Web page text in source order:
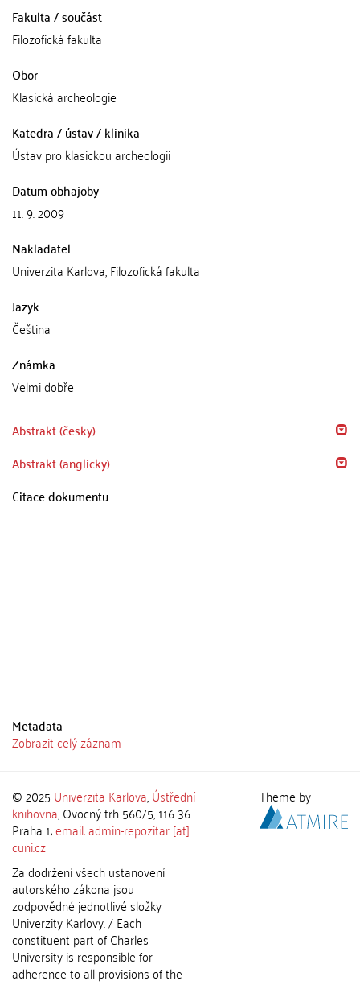
Fakulta / součást
Filozofická fakulta
Obor
Klasická archeologie
Katedra / ústav / klinika
Ústav pro klasickou archeologii
Datum obhajoby
11. 9. 2009
Nakladatel
Univerzita Karlova, Filozofická fakulta
Jazyk
Čeština
Známka
Velmi dobře
Abstrakt (česky)
Abstrakt (anglicky)
Citace dokumentu
Metadata
Zobrazit celý záznam
© 2025 Univerzita Karlova,Ústřední
knihovna, Ovocný trh 560/5, 116 36
Praha 1;email: admin-repozitar [at]
cuni.cz
Za dodržení všech ustanovení
autorského zákona jsou
zodpovědné jednotlivé složky
Univerzity Karlovy. / Each
constituent part of Charles
University is responsible for
adherence to all provisions of the
Theme by